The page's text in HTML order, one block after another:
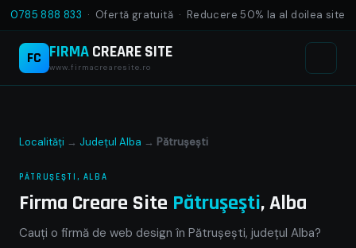
0785 888 833 · Ofertă gratuită · Reducere 50% la al doilea site
FC FIRMACREARE SITE
www.firmacrearesite.ro
Localități → Județul Alba → Pătruşeşti
PĂTRUŞEŞTI, ALBA
Firma Creare Site Pătruşeşti, Alba
Cauți o firmă de web design în Pătruşeşti, județul Alba?